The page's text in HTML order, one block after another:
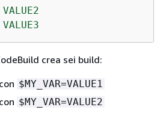
VALUE2
VALUE3
crea sei build:
con $MY_VAR=VALUE1
con $MY_VAR=VALUE2